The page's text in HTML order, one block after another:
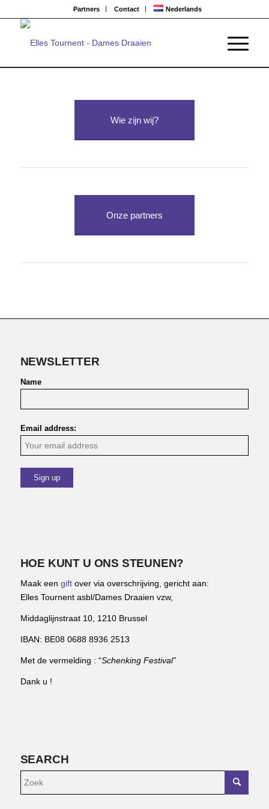
Partners Contact Nederlands
Wie zijn wij?
Onze partners
NEWSLETTER
Name
Email address:
HOE KUNT U ONS STEUNEN?
Maak een giftover via overschrijving, gericht aan:
Elles Tournent asbl/Dames Draaien vzw,
Middaglijnstraat 10, 1210 Brussel
IBAN: BE08 0688 8936 2513
Met de vermelding : “Schenking Festival”
Dank u !
SEARCH